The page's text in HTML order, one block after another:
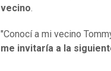
vecino
"Conocí a mi vecino
me invitaría a la